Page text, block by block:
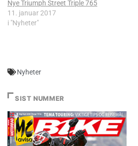
Nye Triumph Street Triple 765
11. januar 2017
i "Nyheter"
Nyheter
SIST NUMMER